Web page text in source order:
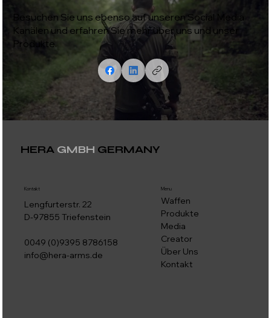
Besuchen Sie uns ebenso auf unseren Social Media
Kanälen und erfahren Sie mehr über uns und unser
Produkte.
HERA GMBH GERMANY
Menu
Waffen
Produkte
Media
Creator
Über Uns
Kontakt
Kontakt
Lengfurterstr. 22
D-97855 Triefenstein
0049 (0)9395 8786158
info@hera-arms.de